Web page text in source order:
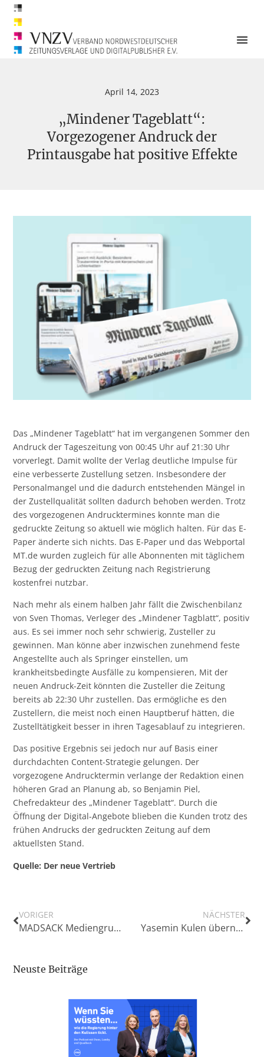
April 14, 2023
„Mindener Tageblatt“:
Vorgezogener Andruck der
Printausgabe hat positive Effekte
Das „Mindener Tageblatt“ hat im vergangenen Sommer den
Andruck der Tageszeitung von 00:45 Uhr auf 21:30 Uhr
vorverlegt. Damit wollte der Verlag deutliche Impulse für
eine verbesserte Zustellung setzen. Insbesondere der
Personalmangel und die dadurch entstehenden Mängel in
der Zustellqualität sollten dadurch behoben werden. Trotz
des vorgezogenen Andrucktermines konnte man die
gedruckte Zeitung so aktuell wie möglich halten. Für das E-
Paper änderte sich nichts. Das E-Paper und das Webportal
MT.de wurden zugleich für alle Abonnenten mit täglichem
Bezug der gedruckten Zeitung nach Registrierung
kostenfrei nutzbar.
Nach mehr als einem halben Jahr fällt die Zwischenbilanz
von Sven Thomas, Verleger des „Mindener Tagblatt“, positiv
aus. Es sei immer noch sehr schwierig, Zusteller zu
gewinnen. Man könne aber inzwischen zunehmend feste
Angestellte auch als Springer einstellen, um
krankheitsbedingte Ausfälle zu kompensieren, Mit der
neuen Andruck-Zeit könnten die Zusteller die Zeitung
bereits ab 22:30 Uhr zustellen. Das ermögliche es den
Zustellern, die meist noch einen Hauptberuf hätten, die
Zustelltätigkeit besser in ihren Tagesablauf zu integrieren.
Das positive Ergebnis sei jedoch nur auf Basis einer
durchdachten Content-Strategie gelungen. Der
vorgezogene Andrucktermin verlange der Redaktion einen
höheren Grad an Planung ab, so Benjamin Piel,
Chefredakteur des „Mindener Tageblatt“. Durch die
Öffnung der Digital-Angebote blieben die Kunden trotz des
frühen Andrucks der gedruckten Zeitung auf dem
aktuellsten Stand.
Quelle: Der neue Vertrieb
VORIGER
MADSACK Mediengruppe: Chefredakteurin Hannah Suppa wird Koordinatorin der regionalen Chefredaktionen
NÄCHSTER
Yasemin Kulen übernimmt als Redaktionsleiterin News38 und Thüringen24
Neuste Beiträge